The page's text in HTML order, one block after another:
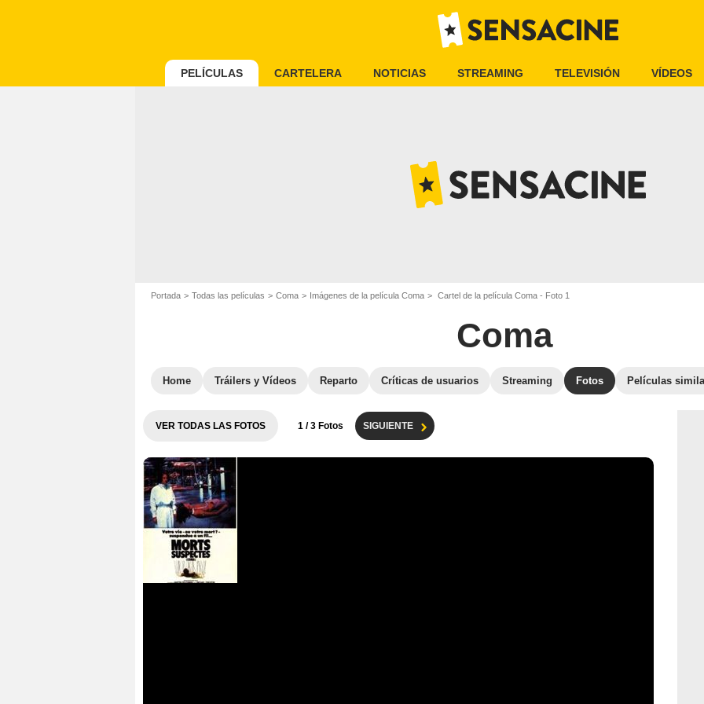
PELÍCULAS CARTELERA NOTICIAS STREAMING TELEVISIÓN VÍDEOS
Portada Todas las películas Coma Imágenes de la película Coma Cartel de la película Coma - Foto 1
Coma
Home Tráilers y Vídeos Reparto Críticas de usuarios Streaming Fotos Películas
VER TODAS LAS FOTOS 1 / 3 Fotos SIGUIENTE